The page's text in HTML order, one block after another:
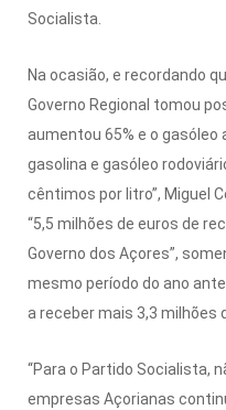
Socialista.
Na ocasião, e recordando
Governo Regional tomou
aumentou 65% e o gasóleo
gasolina e gasóleo
cêntimos por litro”, Miguel
“5,5 milhões de euros de
Governo dos Açores”,
mesmo período do ano
a receber mais 3,3 milhões
“Para o Partido Socialista,
empresas Açorianas